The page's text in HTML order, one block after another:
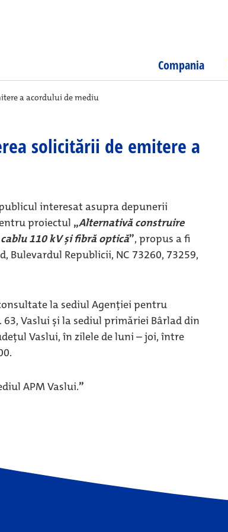
Compania
a acordului de mediu
solicitării de emitere a
interesat asupra depunerii
proiectul „Alternativă construire
110 kV și fibră optică”, propus a fi
Republicii, NC 73260, 73259,
la sediul Agenției pentru
Vaslui şi la sediul primăriei Bârlad din
Vaslui, în zilele de luni – joi, între
APM Vaslui.”